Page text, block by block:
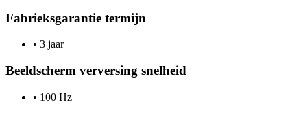
Fabrieksgarantie termijn
• 3 jaar
Beeldscherm verversing snelheid
• 100 Hz